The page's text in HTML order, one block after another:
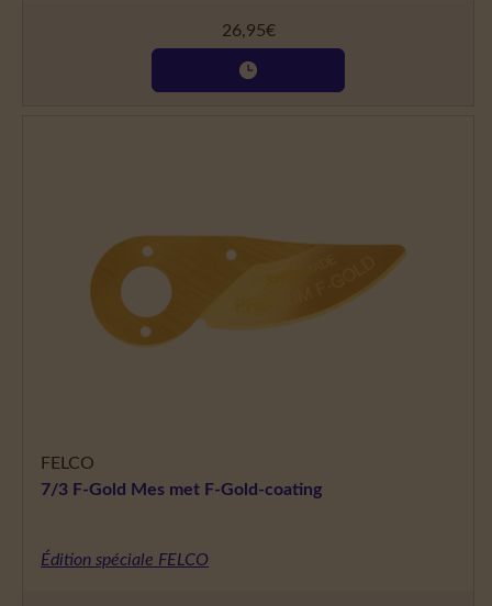
26,95€
FELCO
7/3 F-Gold Mes met F-Gold-coating
Édition spéciale FELCO